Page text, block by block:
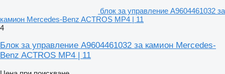
блок за управление A9604461032 за
камион Mercedes-Benz ACTROS MP4 | 11
4
Блок за управление A9604461032 за камион Mercedes-
Benz ACTROS MP4 | 11